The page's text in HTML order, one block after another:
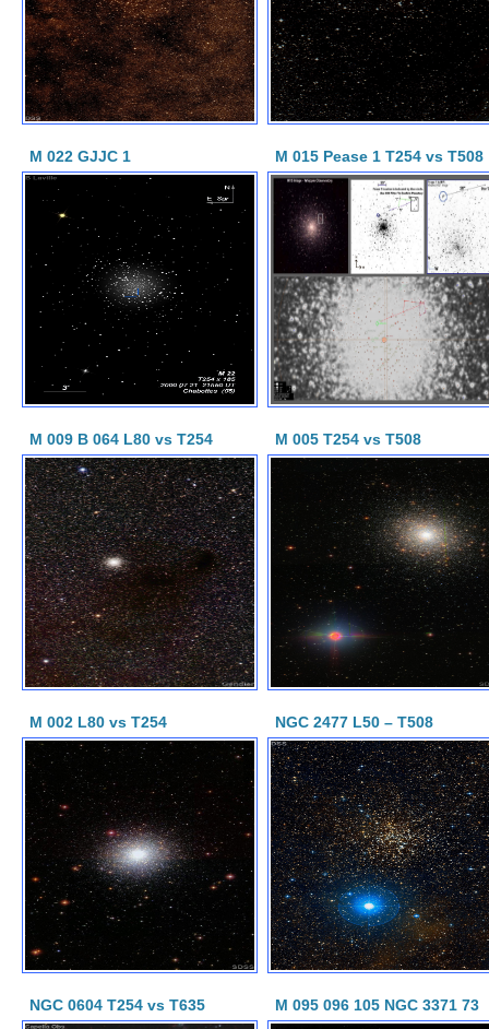
M 022 GJJC 1 M 015 Pease 1 T254 vs T508
M 009 B 064 L80 vs T254 M 005 T254 vs T508
M 002 L80 vs T254 NGC 2477 L50 – T508
NGC 0604 T254 vs T635 M 095 096 105 NGC 3371 73